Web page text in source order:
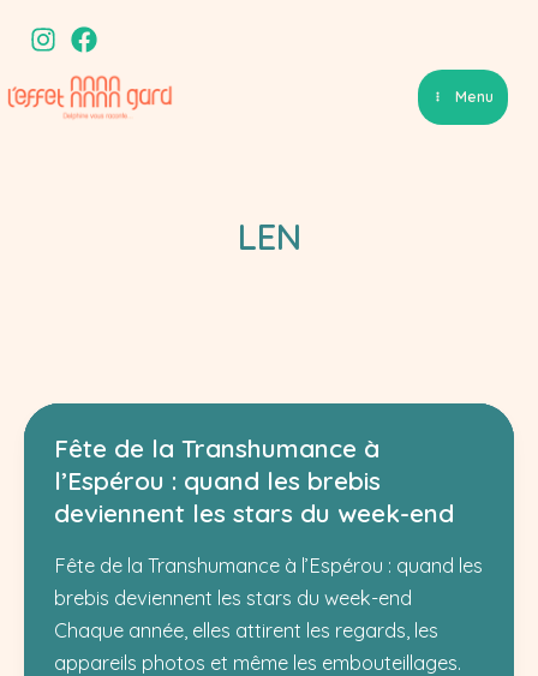
contenu
Menu
LEN
Fête de la Transhumance à
l’Espérou : quand les brebis
deviennent les stars du week-end
Fête de la Transhumance à l’Espérou : quand les
brebis deviennent les stars du week-end
Chaque année, elles attirent les regards, les
appareils photos et même les embouteillages.